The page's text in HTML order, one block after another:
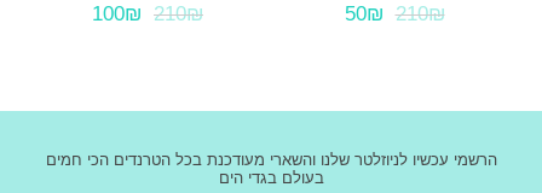
210₪
50₪
210₪
100₪
הרשמי עכשיו לניוזלטר שלנו והשארי מעודכנת בכל הטרנדים הכי חמים
בעולם בגדי הים